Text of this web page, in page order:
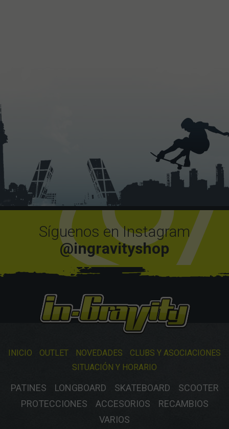
Síguenos en Instagram
@ingravityshop
INICIO OUTLET NOVEDADES
CLUBS Y ASOCIACIONES
SITUACIÓN Y HORARIO
PATINES LONGBOARD SKATEBOARD
SCOOTER
PROTECCIONES
ACCESORIOS
RECAMBIOS
VARIOS